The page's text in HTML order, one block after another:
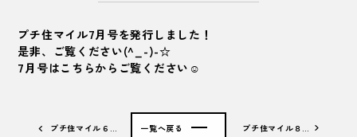
プチ住マイル7月号を発行しました！
是非、ご覧ください(^_-)-☆
7月号はこちらからご覧ください☺
プチ住マイル６… プチ住マイル８…
一覧へ戻る